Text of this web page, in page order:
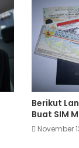
Berikut
Buat SIM
November